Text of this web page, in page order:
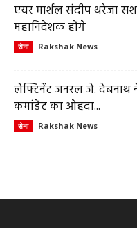
एयर मार्शल संदीप थरेजा
महानिदेशक होंगे
सेना Rakshak News
लेफ्टिनेंट जनरल जे.
कमांडेंट का ओहदा...
सेना Rakshak News